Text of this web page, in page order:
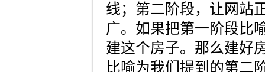
线；第二阶段，让网站
广。如果把第一阶段比
建这个房子。那么建好
比喻为我们提到的第二